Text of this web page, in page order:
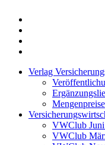
Verlag
Mengenpreise
VWClub
VWClub